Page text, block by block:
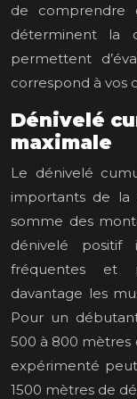
de comprendre
déterminent la
permettent
correspond à vos
Dénivelé
maximale
Le dénivelé
importants de la
somme des
dénivelé positif
fréquentes et
davantage les
Pour un
500 à 800 mètres
expérimenté
1500 mètres de